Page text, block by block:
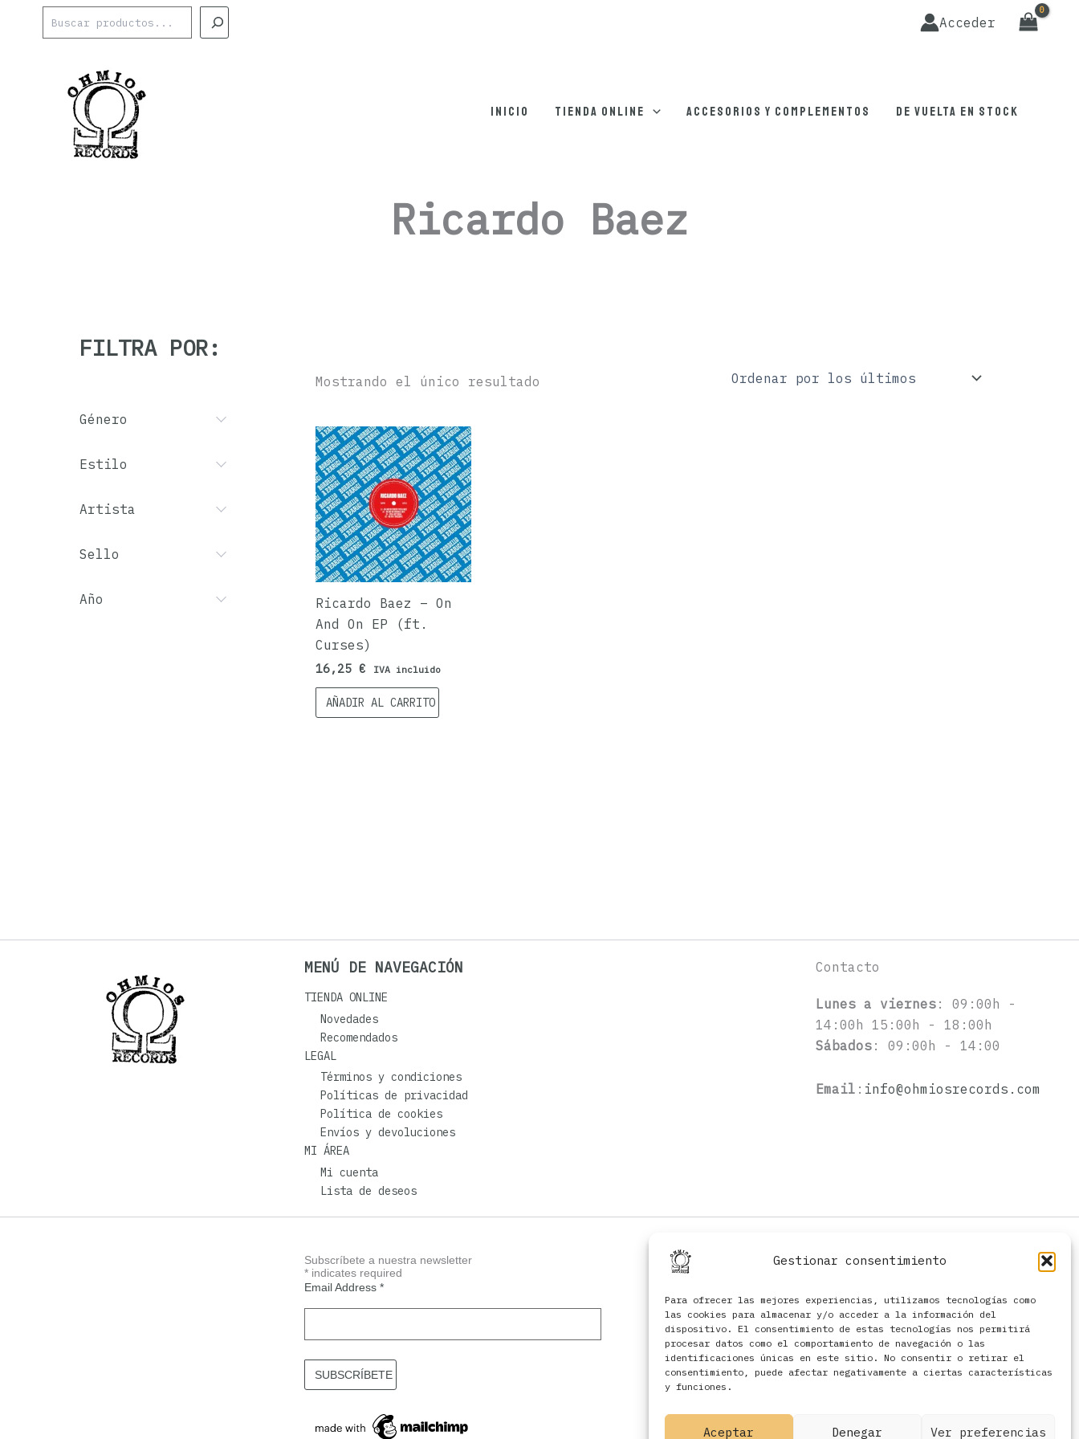
Gestionar consentimiento
Para ofrecer las mejores experiencias, utilizamos tecnologías como
las cookies para almacenar y/o acceder a la información del
dispositivo. El consentimiento de estas tecnologías nos permitirá
procesar datos como el comportamiento de navegación o las
identificaciones únicas en este sitio. No consentir o retirar el
consentimiento, puede afectar negativamente a ciertas características
y funciones.
Aceptar Denegar Ver preferencias
Acceder
Inicio Tienda online Accesorios y complementos De vuelta en stock
Ricardo Baez
FILTRA POR:
Género
Estilo
Artista
Sello
Año
Mostrando el único resultado
Ricardo Baez – On
And On EP (ft.
Curses)
16,25€ IVA incluido
AÑADIR AL CARRITO
MENÚ DE NAVEGACIÓN
TIENDA ONLINE
Novedades
Recomendados
LEGAL
Términos y condiciones
Políticas de privacidad
Política de cookies
Envíos y devoluciones
MI ÁREA
Mi cuenta
Lista de deseos
Contacto
Lunes a viernes: 09:00h -
14:00h 15:00h - 18:00h
Sábados: 09:00h - 14:00
Email : info@ohmiosrecords.com
Subscríbete a nuestra newsletter
*indicates required
Email Address *